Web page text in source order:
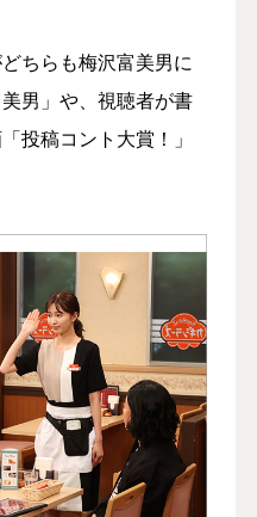
ちらも梅沢富美男に
男」や、視聴者が書
投稿コント大賞！」